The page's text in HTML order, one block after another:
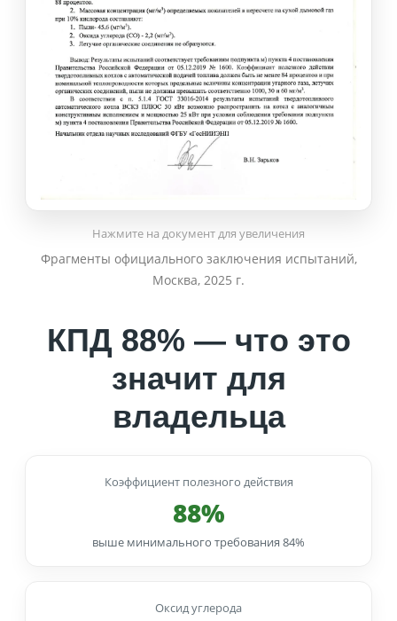
Нажмите на документ для увеличения
Фрагменты официального заключения испытаний,
Москва, 2025 г.
КПД 88% — что это
значит для
владельца
Коэффициент полезного действия
88%
выше минимального требования 84%
Оксид углерода